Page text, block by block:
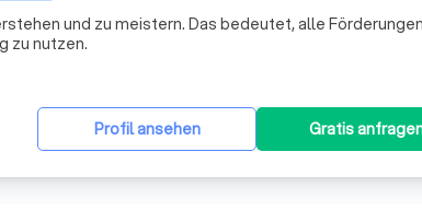
und zu meistern. Das bedeutet, alle
zu nutzen.
Profil ansehen Gratis